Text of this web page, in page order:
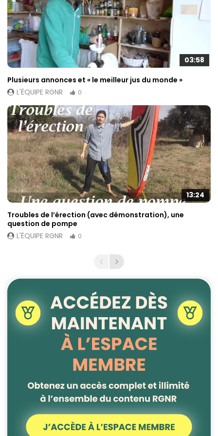
03:58
Plusieurs annonces et « le meilleur jus du monde »
L'ÉQUIPE RGNR
0
13:24
Troubles de l’érection (avec démonstration), une
question de pompe
L'ÉQUIPE RGNR
0